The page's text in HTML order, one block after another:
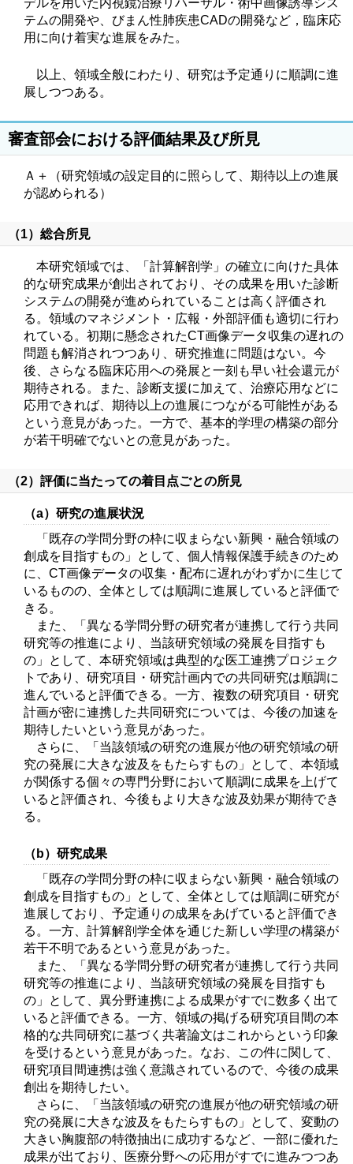
テムの開発や、びまん性肺疾患CADの開発など，臨床応
用に向け着実な進展をみた。
以上、領域全般にわたり、研究は予定通りに順調に進
展しつつある。
審査部会における評価結果及び所見
Ａ＋（研究領域の設定目的に照らして、期待以上の進展
が認められる）
（1）総合所見
本研究領域では、「計算解剖学」の確立に向けた具体
的な研究成果が創出されており、その成果を用いた診断
システムの開発が進められていることは高く評価され
る。領域のマネジメント・広報・外部評価も適切に行わ
れている。初期に懸念されたCT画像データ収集の遅れの
問題も解消されつつあり、研究推進に問題はない。今
後、さらなる臨床応用への発展と一刻も早い社会還元が
期待される。また、診断支援に加えて、治療応用などに
応用できれば、期待以上の進展につながる可能性がある
という意見があった。一方で、基本的学理の構築の部分
が若干明確でないとの意見があった。
（2）評価に当たっての着目点ごとの所見
（a）研究の進展状況
「既存の学問分野の枠に収まらない新興・融合領域の
創成を目指すもの」として、個人情報保護手続きのため
に、CT画像データの収集・配布に遅れがわずかに生じて
いるものの、全体としては順調に進展していると評価で
きる。
また、「異なる学問分野の研究者が連携して行う共同
研究等の推進により、当該研究領域の発展を目指すも
の」として、本研究領域は典型的な医工連携プロジェク
トであり、研究項目・研究計画内での共同研究は順調に
進んでいると評価できる。一方、複数の研究項目・研究
計画が密に連携した共同研究については、今後の加速を
期待したいという意見があった。
さらに、「当該領域の研究の進展が他の研究領域の研
究の発展に大きな波及をもたらすもの」として、本領域
が関係する個々の専門分野において順調に成果を上げて
いると評価され、今後もより大きな波及効果が期待でき
る。
（b）研究成果
「既存の学問分野の枠に収まらない新興・融合領域の
創成を目指すもの」として、全体としては順調に研究が
進展しており、予定通りの成果をあげていると評価でき
る。一方、計算解剖学全体を通じた新しい学理の構築が
若干不明であるという意見があった。
また、「異なる学問分野の研究者が連携して行う共同
研究等の推進により、当該研究領域の発展を目指すも
の」として、異分野連携による成果がすでに数多く出て
いると評価できる。一方、領域の掲げる研究項目間の本
格的な共同研究に基づく共著論文はこれからという印象
を受けるという意見があった。なお、この件に関して、
研究項目間連携は強く意識されているので、今後の成果
創出を期待したい。
さらに、「当該領域の研究の進展が他の研究領域の研
究の発展に大きな波及をもたらすもの」として、変動の
大きい胸腹部の特徴抽出に成功するなど、一部に優れた
成果が出ており、医療分野への応用がすでに進みつつあ